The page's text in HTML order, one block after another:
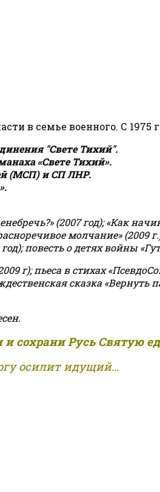
в семье военного. С
"Свете Тихий".
«Свете Тихий».
(МСП) и СП ЛНР.
.
(2007 год); «Как
молчание»
повесть о детях войны
г); пьеса в стихах
сказка «Вернуть
и сохрани Русь Святую
осилит идущий...